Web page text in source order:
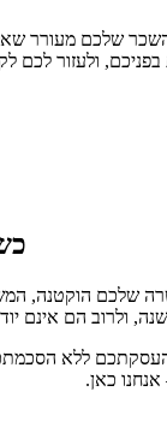
שלכם מעורר
ולעזור לכם
שלכם הוקטנה,
ולרוב הם אינם
ללא הסכמתכם,
אנחנו כאן.